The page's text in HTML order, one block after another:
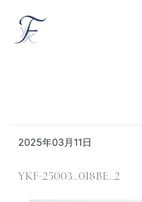
2025年03月11日
YKF-25003_018BE_2